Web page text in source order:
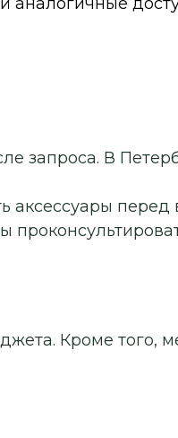
запроса. В
аксессуары перед
Кроме того,